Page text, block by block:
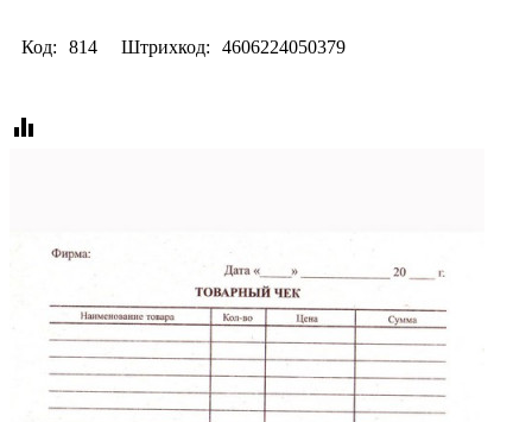
Код: 814 Штрихкод: 4606224050379
equalizer